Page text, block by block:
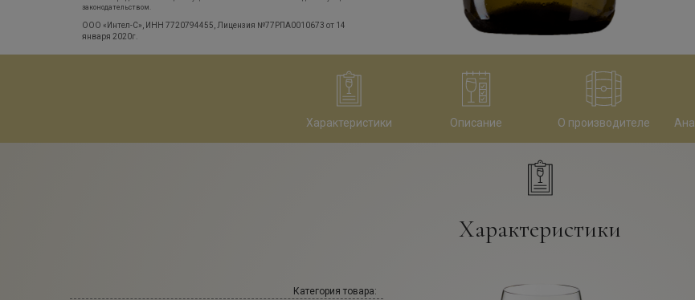
законодательством.
ООО «Интел-С», ИНН 7720794455, Лицензия №77РПА0010673 от 14
января 2020г.
Характеристики Описание О производителе
Характеристики
Категория товара: